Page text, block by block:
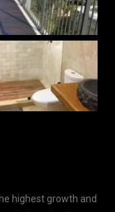
highest growth and